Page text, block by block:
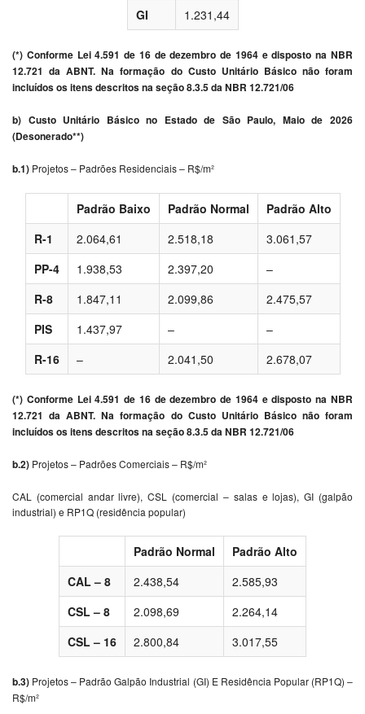
GI
1.231,44
(*) Conforme Lei 4.591 de 16 de dezembro de 1964 e disposto na NBR
12.721 da ABNT. Na formação do Custo Unitário Básico não foram
incluídos os itens descritos na seção 8.3.5 da NBR 12.721/06
b) Custo Unitário Básico no Estado de São Paulo, Maio de 2026
(Desonerado**)
b.1) Projetos – Padrões Residenciais – R$/m²
Padrão Baixo Padrão Normal
Padrão Alto
R-1
2.064,61 2.518,18
3.061,57
PP-4
1.938,53 2.397,20
–
R-8
1.847,11 2.099,86
2.475,57
PIS
1.437,97 –
–
R-16
– 2.041,50 2.678,07
(*) Conforme Lei 4.591 de 16 de dezembro de 1964 e disposto na NBR
12.721 da ABNT. Na formação do Custo Unitário Básico não foram
incluídos os itens descritos na seção 8.3.5 da NBR 12.721/06
b.2) Projetos – Padrões Comerciais – R$/m²
CAL (comercial andar livre), CSL (comercial – salas e lojas), GI (galpão
industrial) e RP1Q (residência popular)
Padrão Normal
Padrão Alto
CAL – 8
2.438,54
2.585,93
CSL – 8
2.098,69
2.264,14
CSL – 16
2.800,84 3.017,55
b.3) Projetos – Padrão Galpão Industrial (GI) E Residência Popular (RP1Q) –
R$/m²